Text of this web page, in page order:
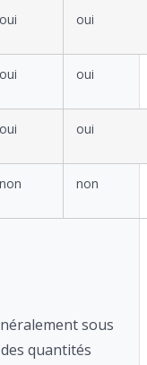
oui oui
oui oui
oui oui
non non
sous
quantités